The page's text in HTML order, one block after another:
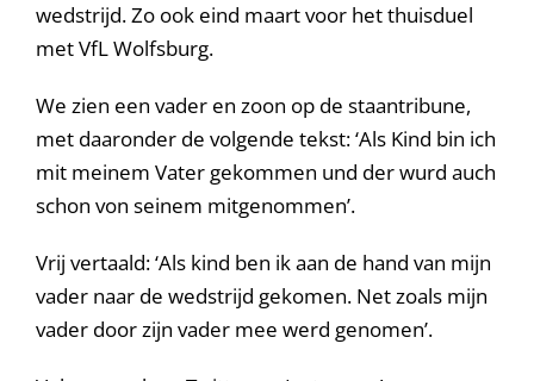
wedstrijd. Zo ook eind maart voor het thuisduel
met VfL Wolfsburg.
We zien een vader en zoon op de staantribune,
met daaronder de volgende tekst: ‘Als Kind bin ich
mit meinem Vater gekommen und der wurd auch
schon von seinem mitgenommen’.
Vrij vertaald: ‘Als kind ben ik aan de hand van mijn
vader naar de wedstrijd gekomen. Net zoals mijn
vader door zijn vader mee werd genomen’.